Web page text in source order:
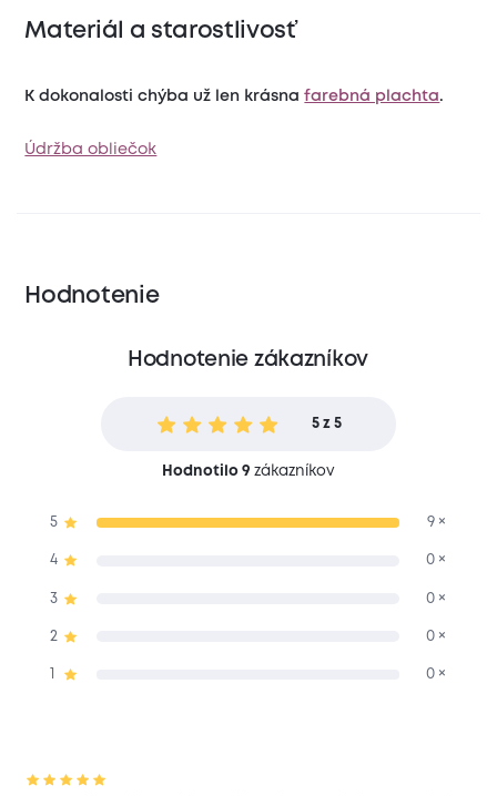
Materiál a starostlivosť
K dokonalosti chýba už len krásnafarebná plachta.
Údržba obliečok
Hodnotenie
Hodnotenie zákazníkov
5 z 5
Hodnotilo 9 zákazníkov
5 9 ×
4 0 ×
3 0 ×
2 0 ×
0 ×